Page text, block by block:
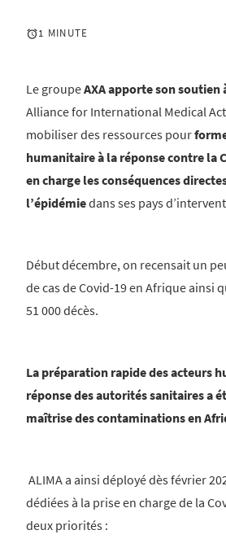
1 MINUTE
Le groupeAXA apporte son soutien
Alliance for International Medical
mobiliser des ressources pour
humanitaire à la réponse contre la
en charge les conséquences
l’épidémiedans ses pays
Début décembre, on recensait un
de cas de Covid-19 en Afrique ainsi
51 000 décès.
La préparation rapide des acteurs
réponse des autorités sanitaires a
maîtrise des contaminations en
ALIMA a ainsi déployé dès février
dédiées à la prise en charge de la
deux priorités :